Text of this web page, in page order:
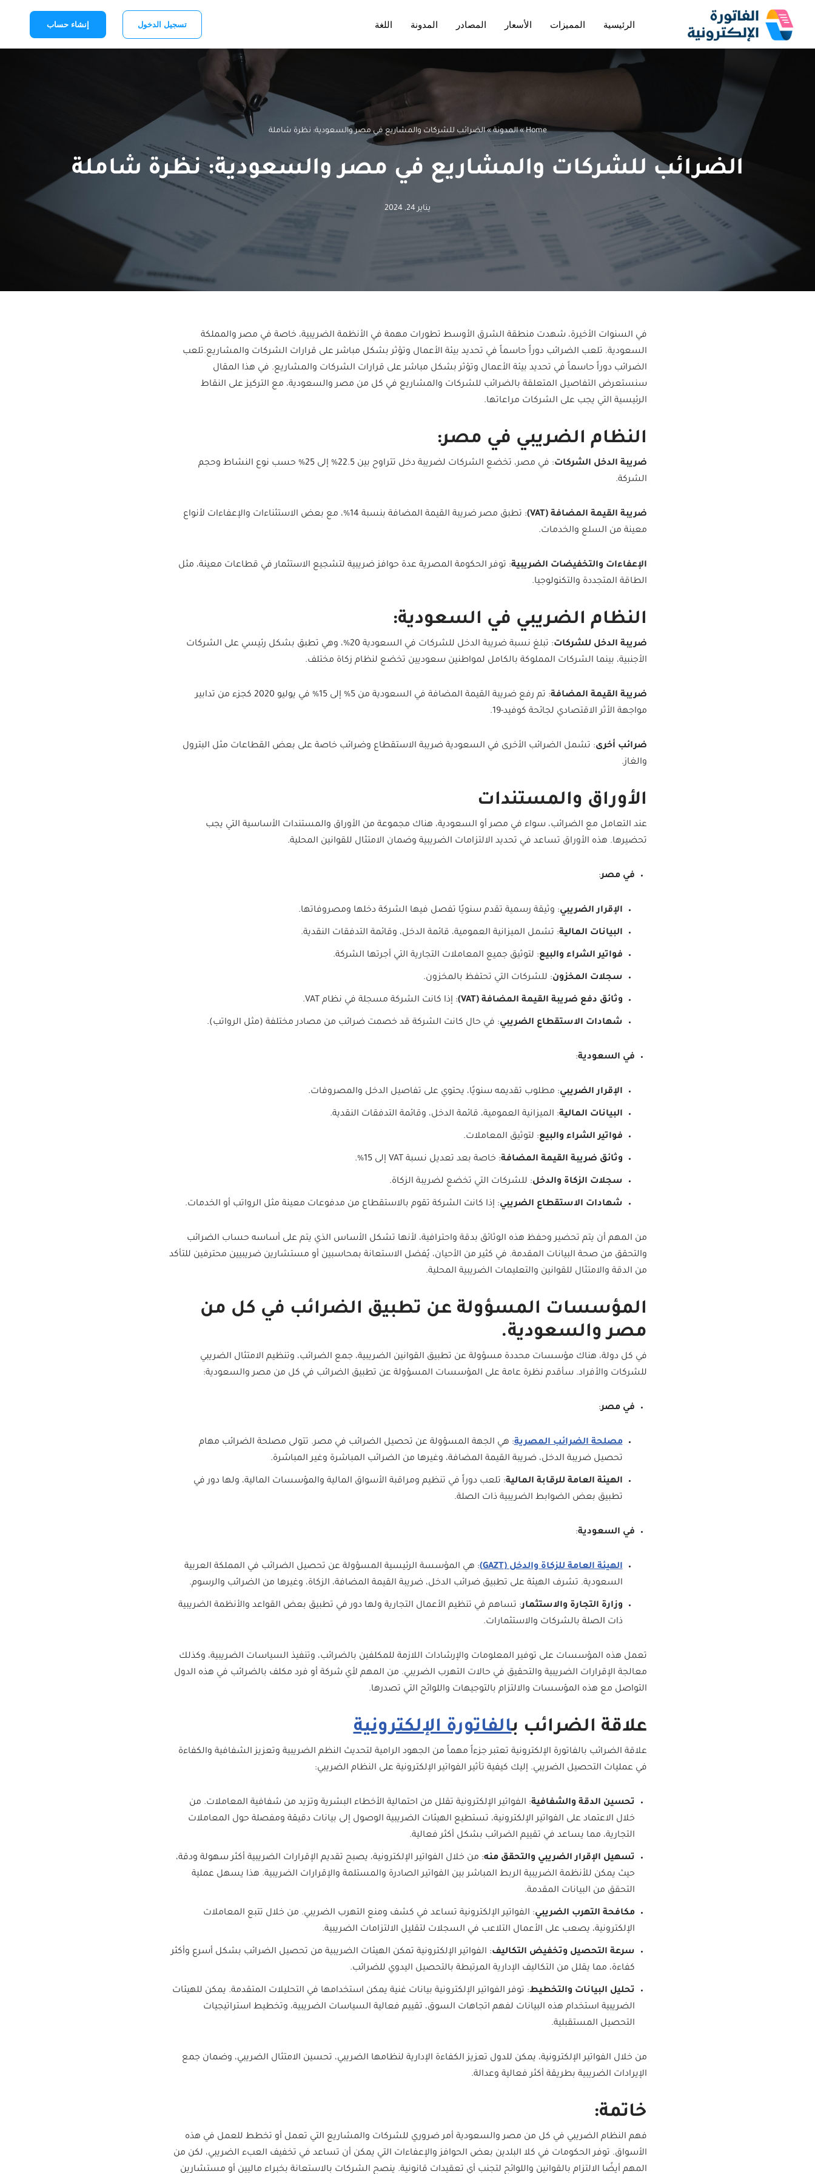
تخطى
إلى
الرئيسية المميزات الأسعار المصادر المدونة اللغة تسجيل الدخول إنشاء حساب
Home
»المدونة»الضرائب للشركات والمشاريع في مصر والسعودية: نظرة شاملة
الضرائب للشركات والمشاريع في مصر والسعودية: نظرة شاملة
يناير 24, 2024
في السنوات الأخيرة، شهدت منطقة الشرق الأوسط تطورات مهمة في الأنظمة الضريبية، خاصة في مصر والمملكة
السعودية. تلعب الضرائب دوراً حاسماً في تحديد بيئة الأعمال وتؤثر بشكل مباشر على قرارات الشركات والمشاريع.تلعب
الضرائب دوراً حاسماً في تحديد بيئة الأعمال وتؤثر بشكل مباشر على قرارات الشركات والمشاريع. في هذا المقال
سنستعرض التفاصيل المتعلقة بالضرائب للشركات والمشاريع في كل من مصر والسعودية، مع التركيز على النقاط
الرئيسية التي يجب على الشركات مراعاتها.
النظام الضريبي في مصر:
ضريبة الدخل الشركات
: في مصر، تخضع الشركات لضريبة دخل تتراوح بين 22.5% إلى 25% حسب نوع النشاط وحجم
الشركة.
ضريبة القيمة المضافة (VAT)
: تطبق مصر ضريبة القيمة المضافة بنسبة 14%، مع بعض الاستثناءات والإعفاءات لأنواع
معينة من السلع والخدمات.
الإعفاءات والتخفيضات الضريبية: توفر الحكومة المصرية عدة حوافز ضريبية لتشجيع الاستثمار في قطاعات معينة، مثل
الطاقة المتجددة والتكنولوجيا.
النظام الضريبي في السعودية:
ضريبة الدخل للشركات
: تبلغ نسبة ضريبة الدخل للشركات في السعودية 20%، وهي تطبق بشكل رئيسي على الشركات
الأجنبية، بينما الشركات المملوكة بالكامل لمواطنين سعوديين تخضع لنظام زكاة مختلف.
ضريبة القيمة المضافة
: تم رفع ضريبة القيمة المضافة في السعودية من 5% إلى 15% في يوليو 2020 كجزء من تدابير
مواجهة الأثر الاقتصادي لجائحة كوفيد-19.
ضرائب أخرى: تشمل الضرائب الأخرى في السعودية ضريبة الاستقطاع وضرائب خاصة على بعض القطاعات مثل البترول
والغاز.
الأوراق والمستندات
عند التعامل مع الضرائب، سواء في مصر أو السعودية، هناك مجموعة من الأوراق والمستندات الأساسية التي يجب
تحضيرها. هذه الأوراق تساعد في تحديد الالتزامات الضريبية وضمان الامتثال للقوانين المحلية.
في مصر:
الإقرار الضريبي: وثيقة رسمية تقدم سنويًا تفصل فيها الشركة دخلها ومصروفاتها.
البيانات المالية: تشمل الميزانية العمومية، قائمة الدخل، وقائمة التدفقات النقدية.
فواتير الشراء والبيع: لتوثيق جميع المعاملات التجارية التي أجرتها الشركة.
سجلات المخزون: للشركات التي تحتفظ بالمخزون.
وثائق دفع ضريبة القيمة المضافة (VAT) : إذا كانت الشركة مسجلة في نظام VAT.
شهادات الاستقطاع الضريبي: في حال كانت الشركة قد خصمت ضرائب من مصادر مختلفة (مثل الرواتب).
في السعودية:
الإقرار الضريبي: مطلوب تقديمه سنويًا، يحتوي على تفاصيل الدخل والمصروفات.
البيانات المالية: الميزانية العمومية، قائمة الدخل، وقائمة التدفقات النقدية.
فواتير الشراء والبيع: لتوثيق المعاملات.
وثائق ضريبة القيمة المضافة: خاصة بعد تعديل نسبة VAT إلى 15%.
سجلات الزكاة والدخل: للشركات التي تخضع لضريبة الزكاة.
شهادات الاستقطاع الضريبي: إذا كانت الشركة تقوم بالاستقطاع من مدفوعات معينة مثل الرواتب أو الخدمات.
من المهم أن يتم تحضير وحفظ هذه الوثائق بدقة واحترافية، لأنها تشكل الأساس الذي يتم على أساسه حساب الضرائب
والتحقق من صحة البيانات المقدمة. في كثير من الأحيان، يُفضل الاستعانة بمحاسبين أو مستشارين ضريبيين محترفين للتأكد
من الدقة والامتثال للقوانين والتعليمات الضريبية المحلية.
المؤسسات المسؤولة عن تطبيق الضرائب في كل من
مصر والسعودية.
في كل دولة، هناك مؤسسات محددة مسؤولة عن تطبيق القوانين الضريبية، جمع الضرائب، وتنظيم الامتثال الضريبي
للشركات والأفراد. سأقدم نظرة عامة على المؤسسات المسؤولة عن تطبيق الضرائب في كل من مصر والسعودية:
في مصر:
مصلحة الضرائب المصرية: هي الجهة المسؤولة عن تحصيل الضرائب في مصر. تتولى مصلحة الضرائب مهام
تحصيل ضريبة الدخل، ضريبة القيمة المضافة، وغيرها من الضرائب المباشرة وغير المباشرة.
الهيئة العامة للرقابة المالية: تلعب دوراً في تنظيم ومراقبة الأسواق المالية والمؤسسات المالية، ولها دور في
تطبيق بعض الضوابط الضريبية ذات الصلة.
في السعودية:
الهيئة العامة للزكاة والدخل (GAZT)
: هي المؤسسة الرئيسية المسؤولة عن تحصيل الضرائب في المملكة العربية
السعودية. تشرف الهيئة على تطبيق ضرائب الدخل، ضريبة القيمة المضافة، الزكاة، وغيرها من الضرائب والرسوم.
وزارة التجارة والاستثمار: تساهم في تنظيم الأعمال التجارية ولها دور في تطبيق بعض القواعد والأنظمة الضريبية
ذات الصلة بالشركات والاستثمارات.
تعمل هذه المؤسسات على توفير المعلومات والإرشادات اللازمة للمكلفين بالضرائب، وتنفيذ السياسات الضريبية، وكذلك
معالجة الإقرارات الضريبية والتحقيق في حالات التهرب الضريبي. من المهم لأي شركة أو فرد مكلف بالضرائب في هذه الدول
التواصل مع هذه المؤسسات والالتزام بالتوجيهات واللوائح التي تصدرها.
علاقة الضرائب بالفاتورة الإلكترونية
علاقة الضرائب بالفاتورة الإلكترونية تعتبر جزءاً مهماً من الجهود الرامية لتحديث النظم الضريبية وتعزيز الشفافية والكفاءة
في عمليات التحصيل الضريبي. إليك كيفية تأثير الفواتير الإلكترونية على النظام الضريبي:
تحسين الدقة والشفافية: الفواتير الإلكترونية تقلل من احتمالية الأخطاء البشرية وتزيد من شفافية المعاملات. من
خلال الاعتماد على الفواتير الإلكترونية، تستطيع الهيئات الضريبية الوصول إلى بيانات دقيقة ومفصلة حول المعاملات
التجارية، مما يساعد في تقييم الضرائب بشكل أكثر فعالية.
تسهيل الإقرار الضريبي والتحقق منه: من خلال الفواتير الإلكترونية، يصبح تقديم الإقرارات الضريبية أكثر سهولة ودقة،
حيث يمكن للأنظمة الضريبية الربط المباشر بين الفواتير الصادرة والمستلمة والإقرارات الضريبية. هذا يسهل عملية
التحقق من البيانات المقدمة.
مكافحة التهرب الضريبي: الفواتير الإلكترونية تساعد في كشف ومنع التهرب الضريبي. من خلال تتبع المعاملات
الإلكترونية، يصعب على الأعمال التلاعب في السجلات لتقليل الالتزامات الضريبية.
سرعة التحصيل وتخفيض التكاليف: الفواتير الإلكترونية تمكن الهيئات الضريبية من تحصيل الضرائب بشكل أسرع وأكثر
كفاءة، مما يقلل من التكاليف الإدارية المرتبطة بالتحصيل اليدوي للضرائب.
تحليل البيانات والتخطيط: توفر الفواتير الإلكترونية بيانات غنية يمكن استخدامها في التحليلات المتقدمة. يمكن للهيئات
الضريبية استخدام هذه البيانات لفهم اتجاهات السوق، تقييم فعالية السياسات الضريبية، وتخطيط استراتيجيات
التحصيل المستقبلية.
من خلال الفواتير الإلكترونية، يمكن للدول تعزيز الكفاءة الإدارية لنظامها الضريبي، تحسين الامتثال الضريبي، وضمان جمع
الإيرادات الضريبية بطريقة أكثر فعالية وعدالة.
خاتمة:
فهم النظام الضريبي في كل من مصر والسعودية أمر ضروري للشركات والمشاريع التي تعمل أو تخطط للعمل في هذه
الأسواق. توفر الحكومات في كلا البلدين بعض الحوافز والإعفاءات التي يمكن أن تساعد في تخفيف العبء الضريبي، لكن من
المهم أيضًا الالتزام بالقوانين واللوائح لتجنب أي تعقيدات قانونية. ينصح الشركات بالاستعانة بخبراء ماليين أو مستشارين